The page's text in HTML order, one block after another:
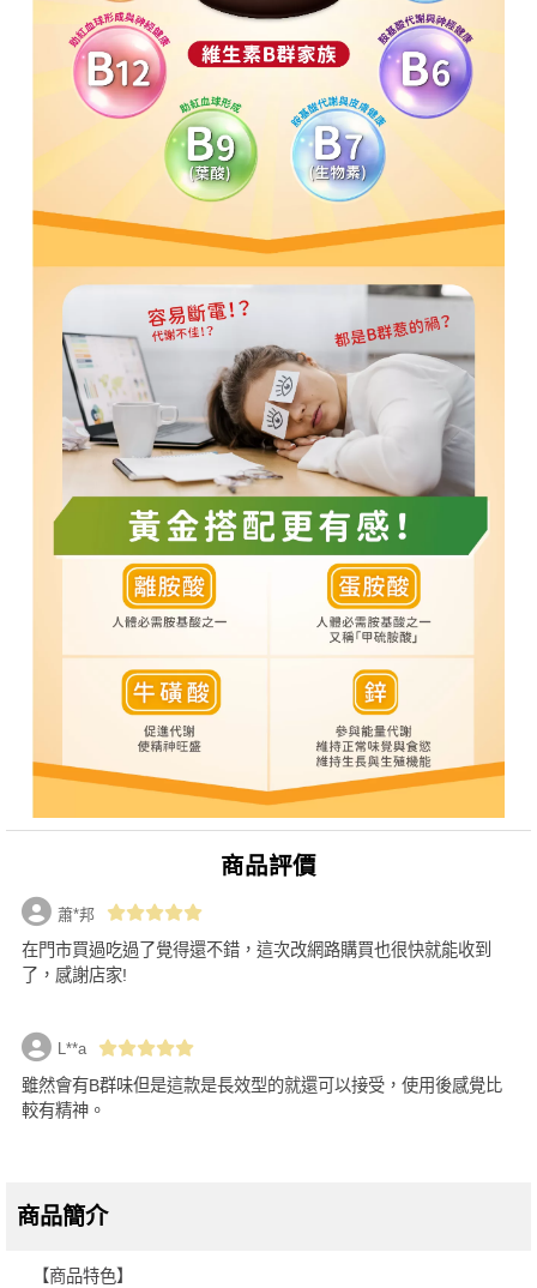
商品評價
蕭*邦
在門市買過吃過了覺得還不錯，這次改網路購買也很快就能收到
了，感謝店家!
L**a
雖然會有B群味但是這款是長效型的就還可以接受，使用後感覺比
較有精神。
商品簡介
【商品特色】